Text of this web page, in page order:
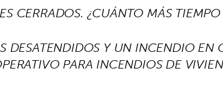
CERRADOS. ¿CUÁNTO MÁS
DESATENDIDOS Y UN INCENDIO EN
PARA INCENDIOS DE